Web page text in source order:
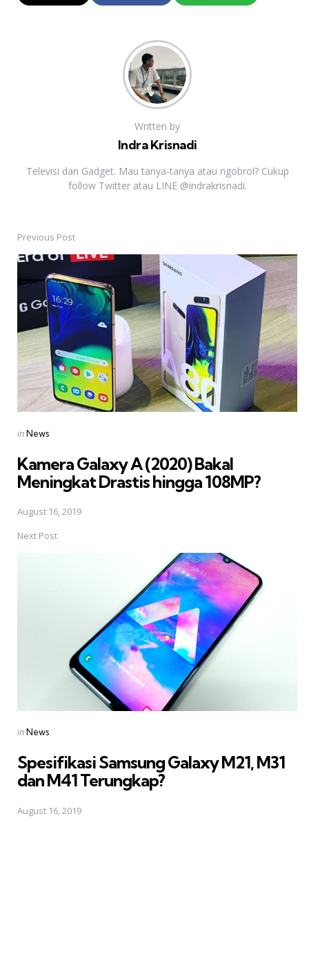
Written by
Indra Krisnadi
Televisi dan Gadget. Mau tanya-tanya atau ngobrol? Cukup
follow Twitter atau LINE @indrakrisnadi.
Post
navigation
Previous Post
Posted
inNews
Kamera Galaxy A (2020) Bakal
Meningkat Drastis hingga 108MP?
August 16, 2019
Next Post
Posted
inNews
Spesifikasi Samsung Galaxy M21, M31
dan M41 Terungkap?
August 16, 2019